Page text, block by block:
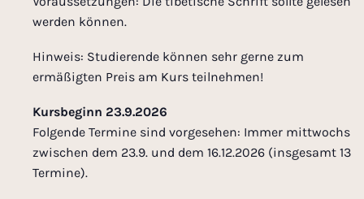
werden können.
Hinweis: Studierende können sehr gerne zum
ermäßigten Preis am Kurs teilnehmen!
Kursbeginn 23.9.2026
Folgende Termine sind vorgesehen: Immer mittwochs
zwischen dem 23.9. und dem 16.12.2026 (insgesamt 13
Termine).